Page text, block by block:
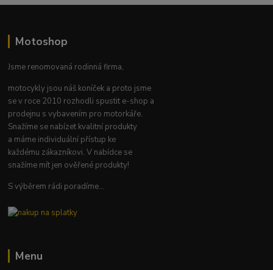
Motoshop
Jsme renomovaná rodinná firma,
motocykly jsou náš koníček a proto jsme
se v roce 2010 rozhodli spustit e-shop a
prodejnu s vybavením pro motorkáře.
Snažíme se nabízet kvalitní produkty
a máme individuální přístup ke
každému zákazníkovi. V nabídce se
snažíme mít jen ověřené produkty!
S výběrem rádi poradíme...
Menu